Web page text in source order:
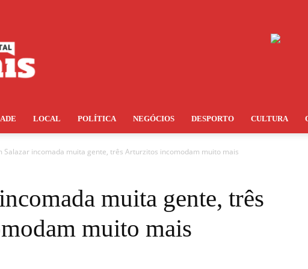
LOCAL POLÍTICA NEGÓCIOS DESPORTO CULTURA
Salazar incomada muita gente, três Arturzitos incomodam muito mais
muita gente, três
muito mais